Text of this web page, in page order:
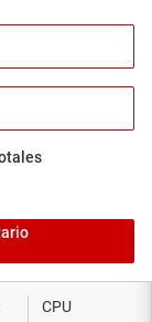
CPU